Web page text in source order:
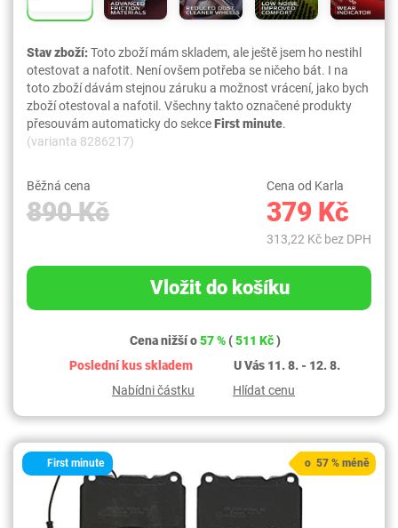
Stav zboží:Toto zboží mám skladem, ale ještě jsem ho nestihl
otestovat a nafotit. Není ovšem potřeba se ničeho bát. I na
toto zboží dávám stejnou záruku a možnost vrácení, jako bych
zboží otestoval a nafotil. Všechny takto označené produkty
přesouvám automaticky do sekceFirst minute.
(varianta 8286217)
Běžná cena
890 Kč
Cena od Karla
379 Kč
313,22 Kč bez DPH
Vložit do košíku
Cena nižší o57 %(511 Kč)
Poslední kus skladem
U Vás 11. 8. - 12. 8.
Nabídni částku
Hlídat cenu
First minute o 57 % méně